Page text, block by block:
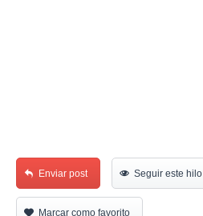
Enviar post Seguir este hilo
Marcar como favorito